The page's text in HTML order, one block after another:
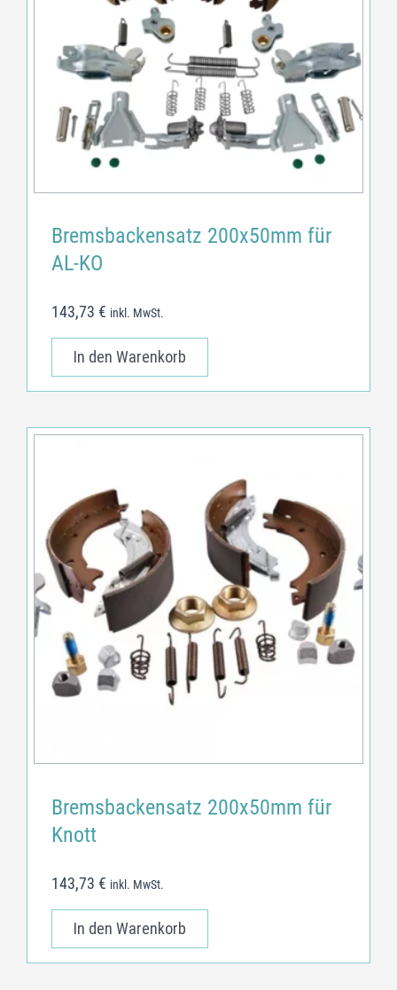
Bremsbackensatz 200x50mm für
AL-KO
143,73 € inkl. MwSt.
In den Warenkorb
Bremsbackensatz 200x50mm für
Knott
143,73 € inkl. MwSt.
In den Warenkorb